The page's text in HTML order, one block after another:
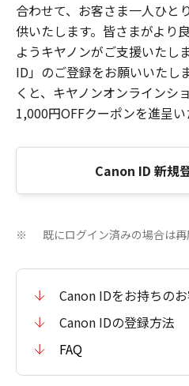
合わせて、お客さま一人ひと
供いたします。皆さまがより
ようキヤノンがご支援いたし
ID」のご登録をお願いいたし
くと、キヤノンオンラインシ
1,000円OFFクーポンを進呈い
Canon ID 新規
※ 既にログイン済みの場合は再
Canon IDをお持ちの
Canon IDの登録方法
FAQ